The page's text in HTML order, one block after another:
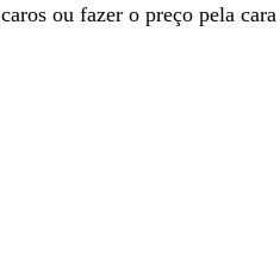
caros ou fazer o preço pela